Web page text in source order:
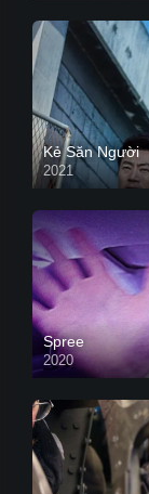
Kẻ Săn Người
2021
Spree
2020